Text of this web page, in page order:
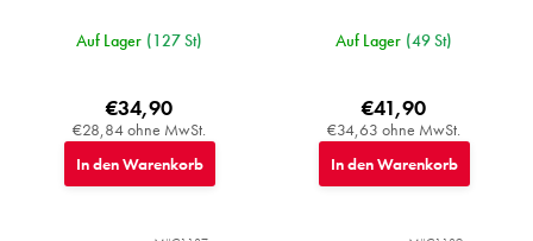
Auf Lager (127 St)
€28,84 ohne MwSt.
€34,90
In den Warenkorb
Auf Lager (49 St)
€34,63 ohne MwSt.
€41,90
In den Warenkorb